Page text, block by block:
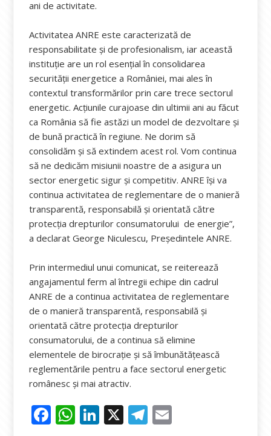
ani de activitate.
Activitatea ANRE este caracterizată de
responsabilitate şi de profesionalism, iar această
instituție are un rol esențial în consolidarea
securității energetice a României, mai ales în
contextul transformărilor prin care trece sectorul
energetic. Acţiunile curajoase din ultimii ani au făcut
ca România să fie astăzi un model de dezvoltare şi
de bună practică în regiune. Ne dorim să
consolidăm şi să extindem acest rol. Vom continua
să ne dedicăm misiunii noastre de a asigura un
sector energetic sigur și competitiv. ANRE își va
continua activitatea de reglementare de o manieră
transparentă, responsabilă și orientată către
protecţia drepturilor consumatorului de energie”,
a declarat George Niculescu, Președintele ANRE.
Prin intermediul unui comunicat, se reiterează
angajamentul ferm al întregii echipe din cadrul
ANRE de a continua activitatea de reglementare
de o manieră transparentă, responsabilă și
orientată către protecţia drepturilor
consumatorului, de a continua să elimine
elementele de birocrație și să îmbunătățească
reglementările pentru a face sectorul energetic
românesc și mai atractiv.
F W Li X T